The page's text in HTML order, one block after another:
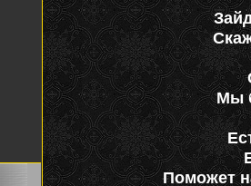
Мы
Поможет